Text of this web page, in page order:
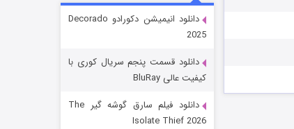
قسمت 6 (زیرنویس)
دانلود انیمیشن دکورادو Decorado
2025
دانلود قسمت پنجم سریال کوری با
کیفیت عالی BluRay
دانلود فیلم سارق گوشه گیر The
Isolate Thief 2026